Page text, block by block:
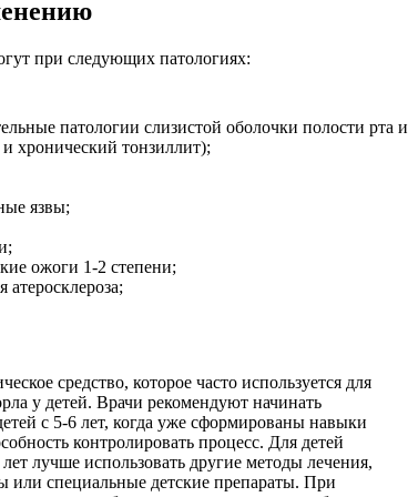
при следующих патологиях:
патологии слизистой оболочки полости рта и
хронический тонзиллит);
язвы;
ожоги 1-2 степени;
атеросклероза;
средство, которое часто используется для
у детей. Врачи рекомендуют начинать
с 5-6 лет, когда уже сформированы навыки
контролировать процесс. Для детей
лучше использовать другие методы лечения,
или специальные детские препараты. При